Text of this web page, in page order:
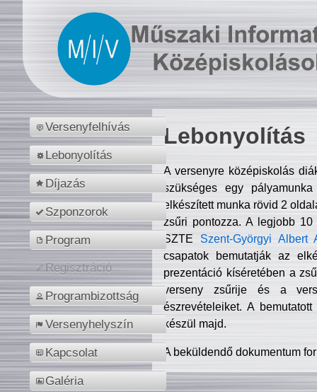
Versenyfelhívás
Lebonyolítás
Díjazás
Szponzorok
Program
Regisztráció
Programbizottság
Versenyhelyszín
Kapcsolat
Galéria
Lebonyolítás
A versenyre középiskolás
szükséges egy
elkészített munka rövid 2
zsűri pontozza. A legjobb
SZTE Szent-Györgyi Albert
csapatok bemutatják az
prezentáció kíséretében a
verseny zsűrije és a
észrevételeiket. A
készül majd.
A beküldendő dokumentum